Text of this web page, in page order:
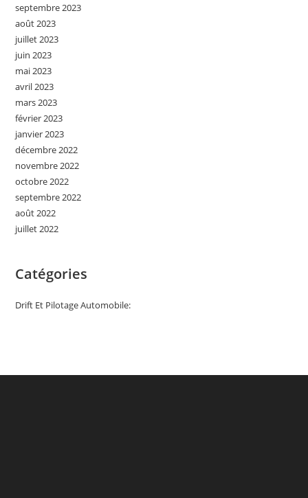
septembre 2023
août 2023
juillet 2023
juin 2023
mai 2023
avril 2023
mars 2023
février 2023
janvier 2023
décembre 2022
novembre 2022
octobre 2022
septembre 2022
août 2022
juillet 2022
Catégories
Drift Et Pilotage Automobile: